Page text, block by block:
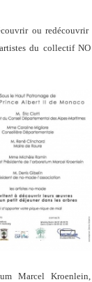
ou redécouvrir
du collectif NO
Marcel Kroenlein,